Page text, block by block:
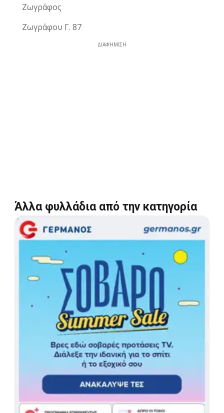
Ζωγράφος
Ζωγράφου Γ. 87
ΔΙΑΦΉΜΙΣΗ
Άλλα φυλλάδια από την κατηγορία